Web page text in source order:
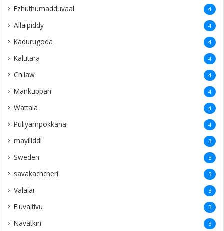
Ezhuthumadduvaal 4
Allaipiddy 4
Kadurugoda 4
Kalutara 4
Chilaw 4
Mankuppan 4
Wattala 4
Puliyampokkanai 4
mayiliddi 3
Sweden 3
savakachcheri 3
Valalai 3
Eluvaitivu 3
Navatkiri 3